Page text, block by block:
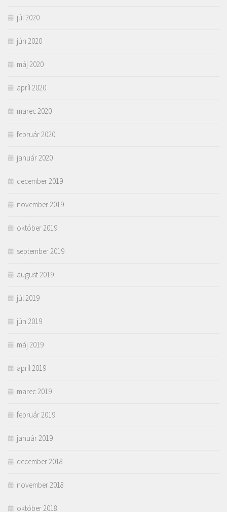
júl 2020
jún 2020
máj 2020
apríl 2020
marec 2020
február 2020
január 2020
december 2019
november 2019
október 2019
september 2019
august 2019
júl 2019
jún 2019
máj 2019
apríl 2019
marec 2019
február 2019
január 2019
december 2018
november 2018
október 2018